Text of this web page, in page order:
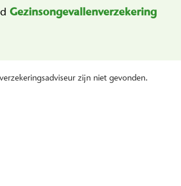
Gezins­ongevallen­verzekering
zijn niet gevonden.